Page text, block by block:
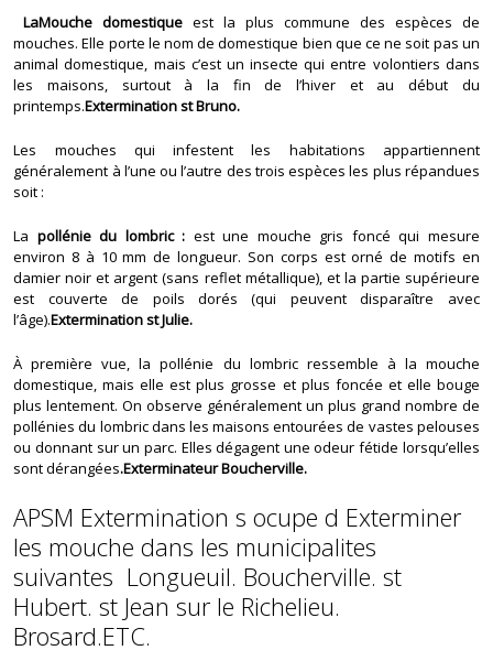
LaMouche domestique est la plus commune des espèces de
mouches. Elle porte le nom de domestique bien que ce ne soit pas un
animal domestique, mais c’est un insecte qui entre volontiers dans
les maisons, surtout à la fin de l’hiver et au début du
printemps.Extermination st Bruno.
Les mouches qui infestent les habitations appartiennent
généralement à l’une ou l’autre des trois espèces les plus répandues
soit :
La pollénie du lombric : est une mouche gris foncé qui mesure
environ 8 à 10 mm de longueur. Son corps est orné de motifs en
damier noir et argent (sans reflet métallique), et la partie supérieure
est couverte de poils dorés (qui peuvent disparaître avec
l’âge).Extermination st Julie.
À première vue, la pollénie du lombric ressemble à la mouche
domestique, mais elle est plus grosse et plus foncée et elle bouge
plus lentement. On observe généralement un plus grand nombre de
pollénies du lombric dans les maisons entourées de vastes pelouses
ou donnant sur un parc. Elles dégagent une odeur fétide lorsqu’elles
sont dérangées.Exterminateur Boucherville.
APSM Extermination s ocupe d Exterminer
les mouche dans les municipalites
suivantes Longueuil. Boucherville. st
Hubert. st Jean sur le Richelieu.
Brosard.ETC.